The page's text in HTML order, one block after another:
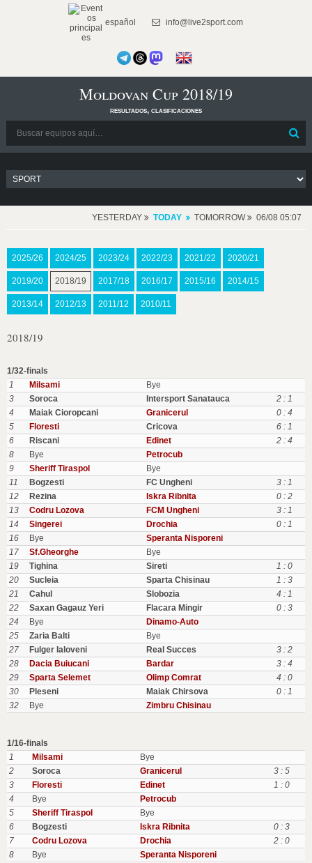
español info@live2sport.com
Moldovan Cup 2018/19
resultados, clasificaciones
YESTERDAY TODAY TOMORROW 06/08 05:07
2025/26 2024/25 2023/24 2022/23 2021/22 2020/21
2019/20 2018/19 2017/18 2016/17 2015/16 2014/15
2013/14 2012/13 2011/12 2010/11
2018/19
1/32-finals
1
Milsami
Bye
3
Soroca Intersport Sanatauca
2 : 1
4
Maiak Cioropcani Granicerul
0 : 4
5
Floresti Cricova
6 : 1
6
Riscani Edinet
2 : 4
8
Bye
Petrocub
9
Sheriff Tiraspol
Bye
11
Bogzesti FC Ungheni
3 : 1
12
Rezina Iskra Ribnita
0 : 2
13
Codru Lozova FCM Ungheni
3 : 1
14
Singerei Drochia
0 : 1
16
Bye
Speranta Nisporeni
17
Sf.Gheorghe
Bye
19
Tighina Sireti
1 : 0
20
Sucleia Sparta Chisinau
1 : 3
21
Cahul Slobozia
4 : 1
22
Saxan Gagauz Yeri Flacara Mingir
0 : 3
24
Bye
Dinamo-Auto
25
Zaria Balti
Bye
27
Fulger Ialoveni Real Succes
3 : 2
28
Dacia Buiucani Bardar
3 : 4
29
Sparta Selemet Olimp Comrat
4 : 0
30
Pleseni Maiak Chirsova
0 : 1
32
Bye Zimbru Chisinau
1/16-finals
1
Milsami
Bye
2
Soroca Granicerul
3 : 5
3
Floresti Edinet
1 : 0
4
Bye
Petrocub
5
Sheriff Tiraspol
Bye
6
Bogzesti Iskra Ribnita
0 : 3
7
Codru Lozova Drochia
2 : 0
8
Bye
Speranta Nisporeni